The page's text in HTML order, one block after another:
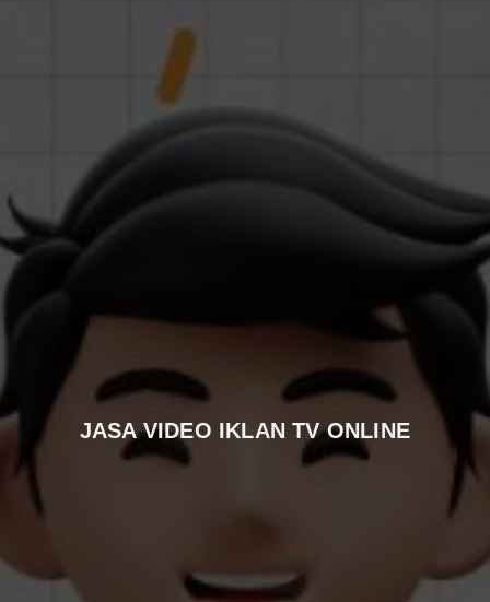
JASA VIDEO IKLAN TV ONLINE